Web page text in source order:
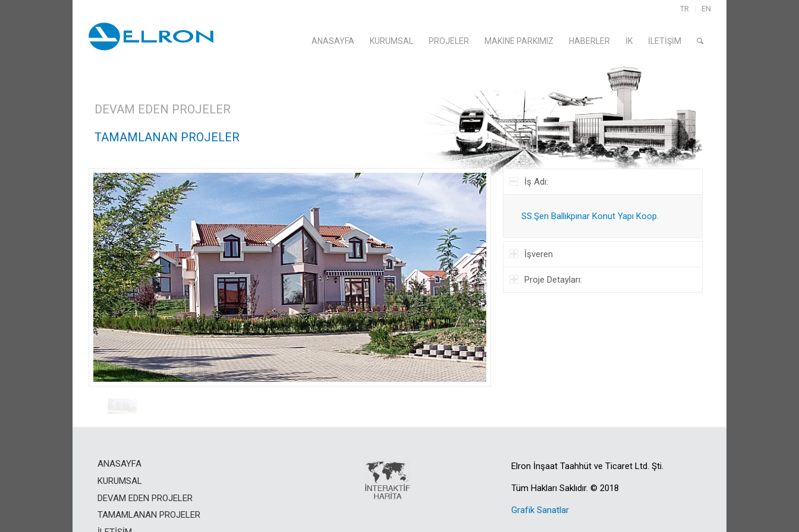
TR EN
ANASAYFA KURUMSAL PROJELER MAKINE PARKIMIZ HABERLER İK İLETIŞIM
DEVAM EDEN PROJELER
TAMAMLANAN PROJELER
İş Adı:
SS.Şen Ballıkpınar Konut Yapı Koop.
İşveren
Proje Detayları:
ANASAYFA
KURUMSAL
DEVAM EDEN PROJELER
TAMAMLANAN PROJELER
Elron İnşaat Taahhüt ve Ticaret Ltd. Şti.
Tüm Hakları Saklıdır. © 2018
Grafik Sanatlar